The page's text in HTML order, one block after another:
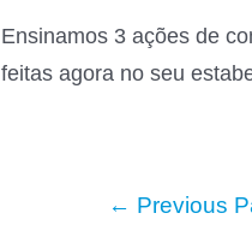
Ensinamos 3 ações de
feitas agora no seu
Navegação
← Previous